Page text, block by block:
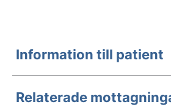
Information till patient
Relaterade